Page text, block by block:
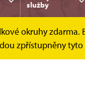
služby
okruhy
zpřístupněny tyto
(základní okruh)